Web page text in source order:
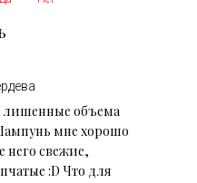
лишенные объема
мне хорошо
него свежие,
:D Что для